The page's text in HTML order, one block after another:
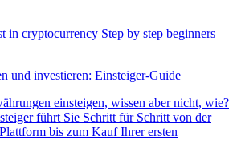
und investieren: Einsteiger-Guide
einsteigen, wissen aber nicht, wie?
führt Sie Schritt für Schritt von der
bis zum Kauf Ihrer ersten